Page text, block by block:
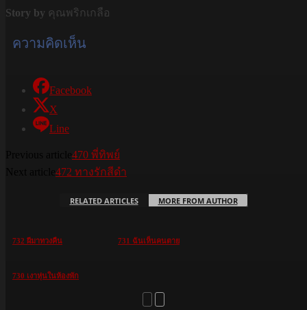
Story by คุณพริกเกลือ
ความคิดเห็น
Facebook
X
Line
470 พี่ทิพย์
472 ทางรักสีดำ
RELATED ARTICLES MORE FROM AUTHOR
732 ผีมาทวงคืน 731 ฉันเห็นคนตาย
730 เงาหุ่นในห้องพัก